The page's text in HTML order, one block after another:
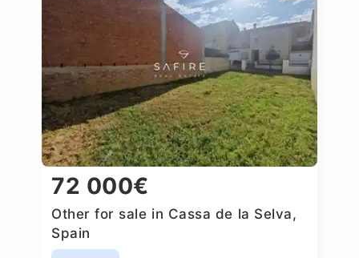
72 000€
Other for sale in Cassa de la Selva,
Spain